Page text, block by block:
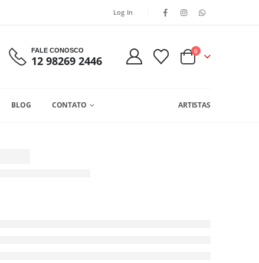
Log In
FALE CONOSCO
12 98269 2446
0
BLOG CONTATO ARTISTAS